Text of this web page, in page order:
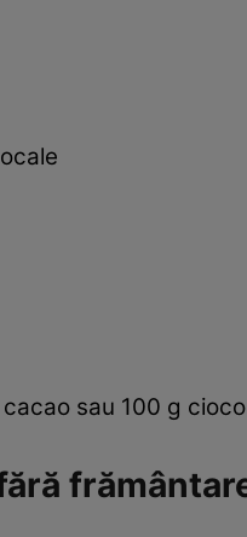
sau 100 g